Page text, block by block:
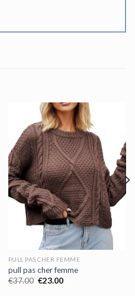
PULL PAS CHER FEMME
pull pas cher femme
€37.00 €23.00